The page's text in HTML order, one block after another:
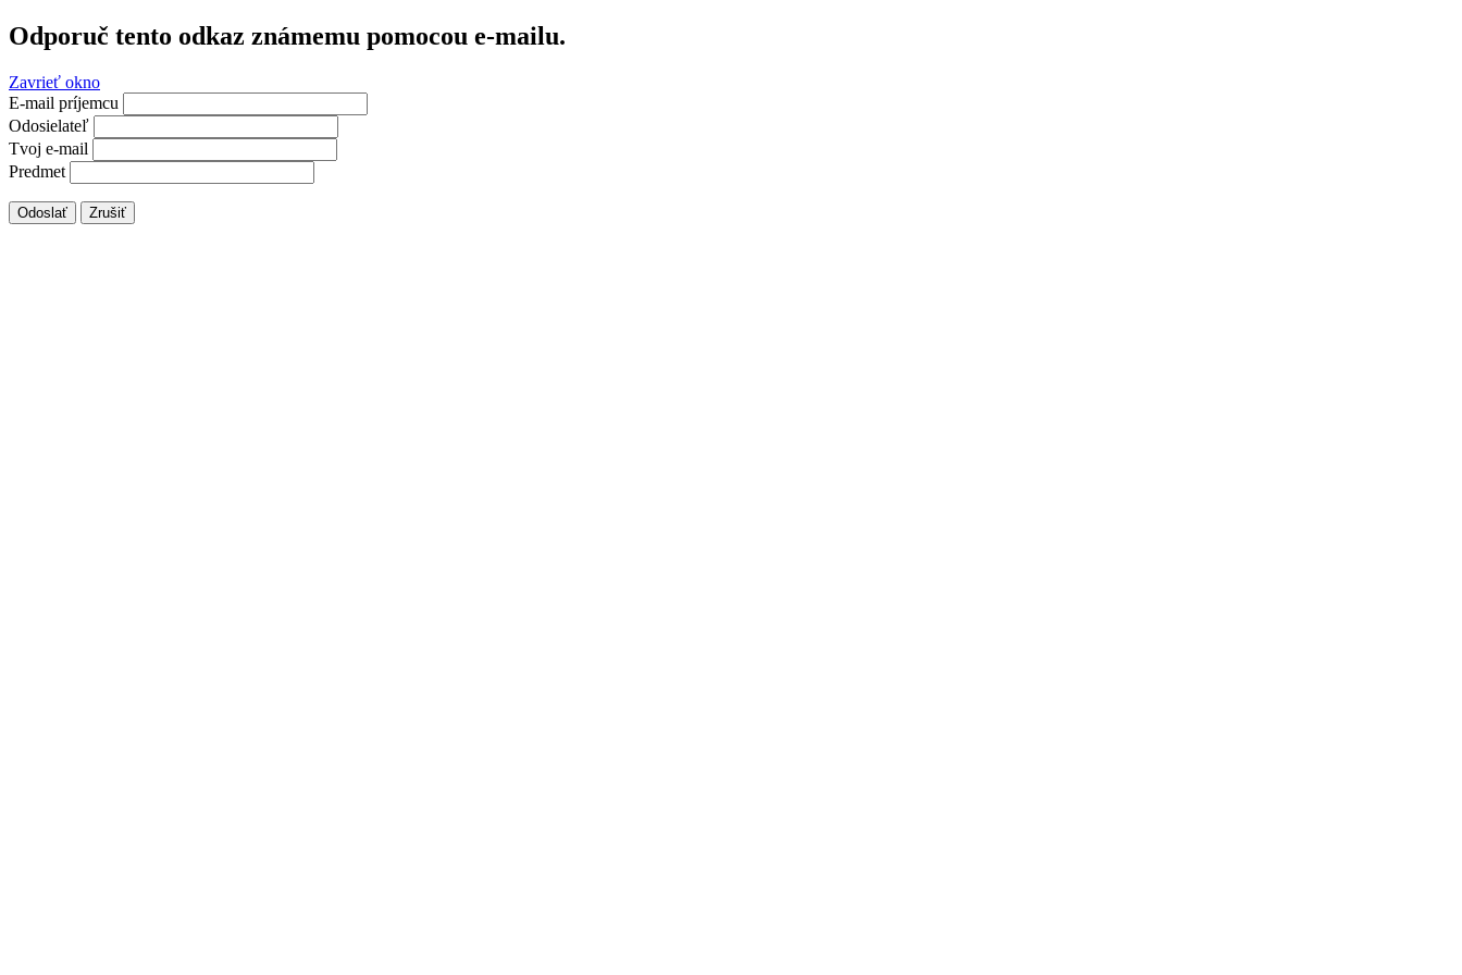
Odporuč tento odkaz známemu pomocou e-mailu.
Zavrieť okno
E-mail príjemcu
Odosielateľ
Tvoj e-mail
Predmet
Odoslať Zrušiť